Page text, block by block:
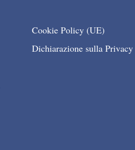
Cookie Policy (UE)
Dichiarazione sulla